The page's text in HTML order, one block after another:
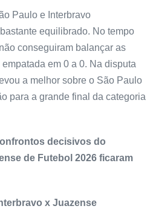
Paulo e Interbravo
equilibrado. No tempo
conseguiram balançar as
em 0 a 0. Na disputa
a melhor sobre o São Paulo
para a grande final da categoria
decisivos do
de Futebol 2026 ficaram
x Juazense